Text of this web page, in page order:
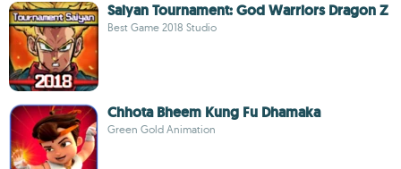
Saiyan Tournament: God Warriors Dragon Z
Best Game 2018 Studio
Chhota Bheem Kung Fu Dhamaka
Green Gold Animation